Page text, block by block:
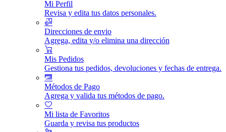
Mi Perfil
Revisa y edita tus datos personales.
Direcciones de envio
Agrega, edita y/o elimina una dirección
Mis Pedidos
Gestiona tus pedidos, devoluciones y fechas de entrega.
Métodos de Pago
Agrega y valida tus métodos de pago.
Mi lista de Favoritos
Guarda y revisa tus productos